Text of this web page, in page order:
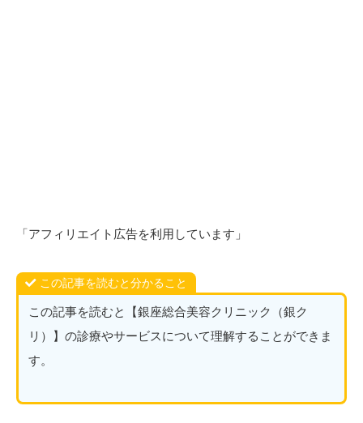
「アフィリエイト広告を利用しています」
この記事を読むと分かること
この記事を読むと【銀座総合美容クリニック（銀ク
リ）】の診療やサービスについて理解することができま
す。